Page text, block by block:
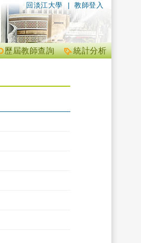
| 教師登入
回淡江大學
統計分析
歷屆教師查詢